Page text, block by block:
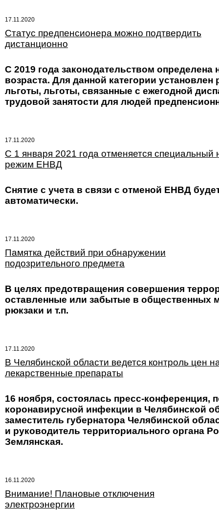
17.11.2020
Статус предпенсионера можно подтвердить
дистанционно
С 2019 года законодательством определена
возраста. Для данной категории
льготы, льготы, связанные с ежегодной
трудовой занятости для людей
17.11.2020
С 1 января 2021 года отменяется специальный
режим ЕНВД
Снятие с учета в связи с отменой ЕНВД
автоматически.
17.11.2020
Памятка действий при обнаружении
подозрительного предмета
В целях предотвращения совершения
оставленные или забытые в общественных
рюкзаки и т.п.
17.11.2020
В Челябинской области ведется контроль цен
лекарственные препараты
16 ноября, состоялась пресс-конференция,
коронавирусной инфекции в Челябинской
заместитель губернатора Челябинской
и руководитель территориального органа
Землянская.
16.11.2020
Внимание! Плановые отключения
электроэнергии